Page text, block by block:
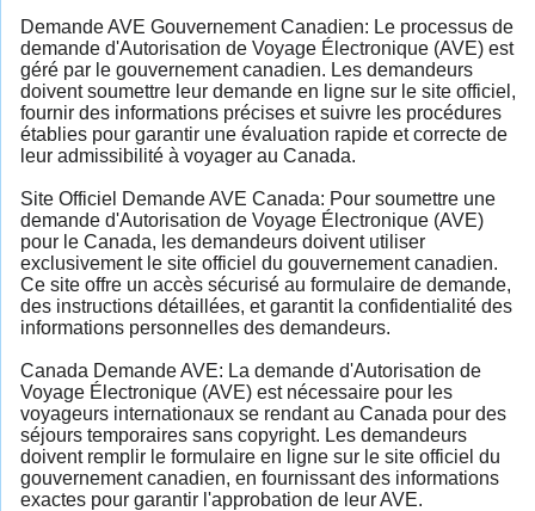
Demande AVE Gouvernement Canadien: Le processus de
demande d'Autorisation de Voyage Électronique (AVE) est
géré par le gouvernement canadien. Les demandeurs
doivent soumettre leur demande en ligne sur le site officiel,
fournir des informations précises et suivre les procédures
établies pour garantir une évaluation rapide et correcte de
leur admissibilité à voyager au Canada.
Site Officiel Demande AVE Canada: Pour soumettre une
demande d'Autorisation de Voyage Électronique (AVE)
pour le Canada, les demandeurs doivent utiliser
exclusivement le site officiel du gouvernement canadien.
Ce site offre un accès sécurisé au formulaire de demande,
des instructions détaillées, et garantit la confidentialité des
informations personnelles des demandeurs.
Canada Demande AVE: La demande d'Autorisation de
Voyage Électronique (AVE) est nécessaire pour les
voyageurs internationaux se rendant au Canada pour des
séjours temporaires sans copyright. Les demandeurs
doivent remplir le formulaire en ligne sur le site officiel du
gouvernement canadien, en fournissant des informations
exactes pour garantir l'approbation de leur AVE.